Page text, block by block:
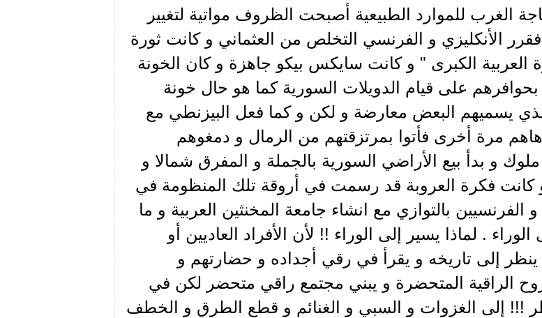
الغرب للموارد الطبيعية أصبحت الظروف مواتية لتغيير
فقرر الأنكليزي و الفرنسي التخلص من العثماني و كانت ثورة
العربية الكبرى " و كانت سايكس بيكو جاهزة و كان الخونة
بحوافرهم على قيام الدويلات السورية كما هو حال خونة
يسميهم البعض معارضة و لكن و كما فعل البيزنطي مع
هاهم مرة أخرى فأتوا بمرتزقتهم من الرمال و دمغوهم
و بدأ بيع الأراضي السورية بالجملة و المفرق شمالا و
كانت فكرة العروبة قد رسمت في أروقة تلك المنظومة في
الفرنسيين بالتوازي مع انشاء جامعة المخنثين العربية و ما
. لماذا يسير إلى الوراء !! لأن الأفراد العاديين أو
ينظر إلى تاريخه و يقرأ في رقي أجداده و حضارتهم و
الراقية المتحضرة و يبني مجتمع راقي متحضر لكن في
!!! إلى الغزوات و السبي و الغنائم و قطع الطرق و الخطف